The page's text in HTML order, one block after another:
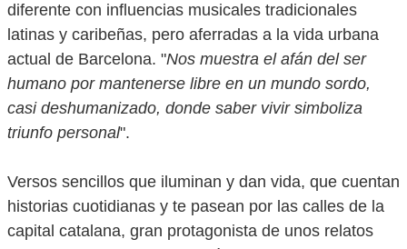
diferente con influencias musicales tradicionales
latinas y caribeñas, pero aferradas a la vida urbana
actual de Barcelona. "Nos muestra el afán del ser
humano por mantenerse libre en un mundo sordo,
casi deshumanizado, donde saber vivir simboliza
triunfo personal".
Versos sencillos que iluminan y dan vida, que cuentan
historias cuotidianas y te pasean por las calles de la
capital catalana, gran protagonista de unos relatos